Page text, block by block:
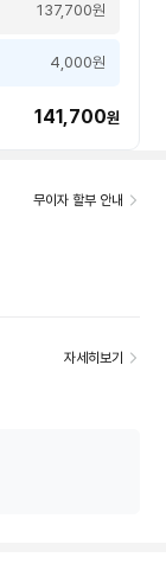
137,700원
4,000원
141,700원
무이자 할부 안내
자세히보기